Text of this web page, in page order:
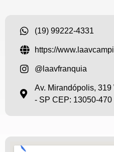
(19) 99222-4331
https://
@laavfranquia
Av. Mirandópolis,
- SP CEP: 13050-470